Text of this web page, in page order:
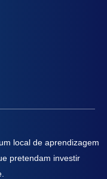
local de aprendizagem
pretendam investir